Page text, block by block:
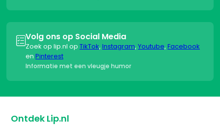
Volg ons op Social Media
Zoek op lip.nl op TikTok, Instagram, Youtube, Facebook
en Pinterest
Informatie met een vleugje humor
Ontdek Lip.nl